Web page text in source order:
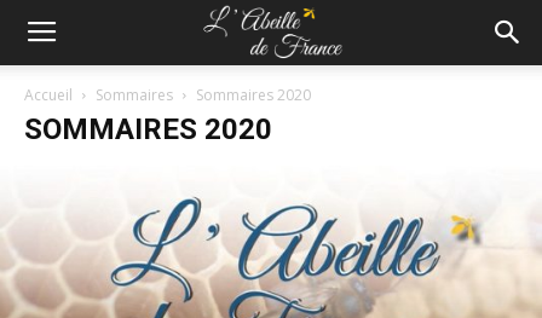
Accueil Sommaires Sommaires 2020
SOMMAIRES 2020